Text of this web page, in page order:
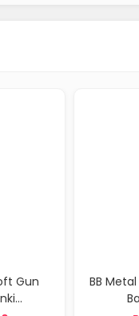
Baikal Gotri
6 mm ...